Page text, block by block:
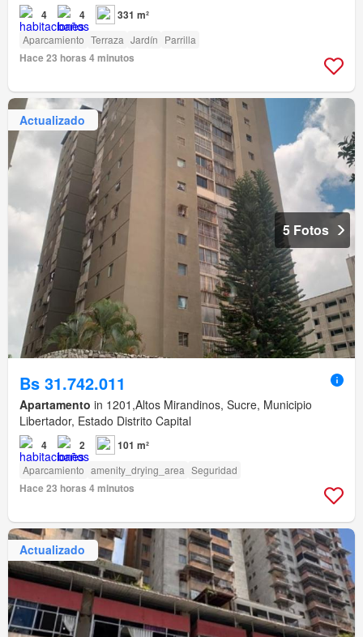
4 4 331 m²
Aparcamiento Terraza Jardín Parrilla
Hace 23 horas 4 minutos
Actualizado
5 Fotos
Bs 31.742.011
Apartamento in 1201,Altos Mirandinos, Sucre, Municipio
Libertador, Estado Distrito Capital
4 2 101 m²
Aparcamiento amenity_drying_area Seguridad
Hace 23 horas 4 minutos
Actualizado